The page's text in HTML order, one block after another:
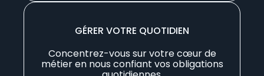
GÉRER VOTRE QUOTIDIEN
Concentrez-vous sur votre cœur de
métier en nous confiant vos obligations